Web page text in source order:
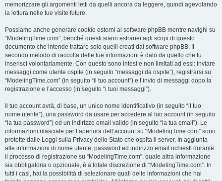
memorizzare gli argomenti letti da quelli ancora da leggere, quindi agevolando
la lettura nelle tue visite future.
Possiamo anche generare cookie esterni al software phpBB mentre navighi su
“ModelingTime.com”, benché questi siano estranei agli scopi di questo
documento che intende trattare solo quelli creati dal software phpBB. Il
secondo metodo di raccolta delle tue informazioni è dato da quello che tu
inserisci volontariamente. Con questo sono intesi e non limitati ad essi: inviare
messaggi come utente ospite (in seguito “messaggi da ospite”), registrarsi su
“ModelingTime.com” (in seguito “il tuo account”) e l’invio di messaggi dopo la
registrazione e l’accesso (in seguito “i tuoi messaggi”).
Il tuo account avrà, di base, un unico nome identificativo (in seguito “il tuo
nome utente”), una password da usare per accedere al tuo account (in seguito
“la tua password”) ed un indirizzo email valido (in seguito “la tua email”). Le
informazioni rilasciate per l’apertura dell’account su “ModelingTime.com” sono
protette dalle Leggi sulla Privacy dello Stato che ospita il server. In aggiunta
alle informazioni di nome utente, password ed indirizzo email richiesti durante
il processo di registrazione su “ModelingTime.com”, quale altra informazione
sia obbligatoria o opzionale, è a totale discrezione di “ModelingTime.com”. In
tutti i casi, hai la possibilità di selezionare quali delle informazioni che hai